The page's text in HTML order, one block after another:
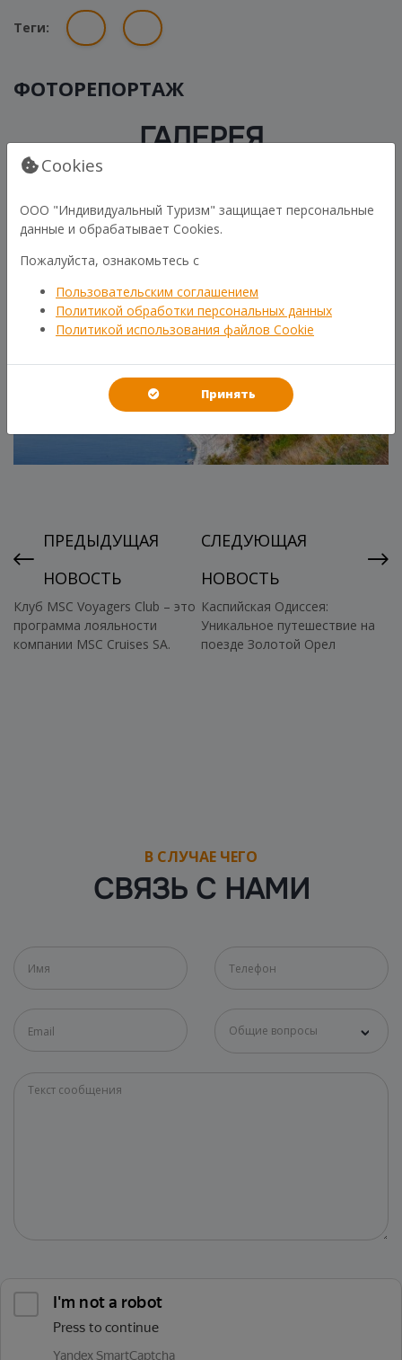
Теги:
ФОТОРЕПОРТАЖ
ГАЛЕРЕЯ
ПРЕДЫДУЩАЯ
НОВОСТЬ
Клуб MSC Voyagers Club – это
программа лояльности
компании MSC Cruises SA.
СЛЕДУЮЩАЯ
НОВОСТЬ
Каспийская Одиссея:
Уникальное путешествие на
поезде Золотой Орел
В СЛУЧАЕ ЧЕГО
СВЯЗЬ С НАМИ
Общие вопросы
Cookies
ООО "Индивидуальный Туризм" защищает персональные
данные и обрабатывает Cookies.
Пожалуйста, ознакомьтесь с
Пользовательским соглашением
Политикой обработки персональных данных
Политикой использования файлов Cookie
Принять